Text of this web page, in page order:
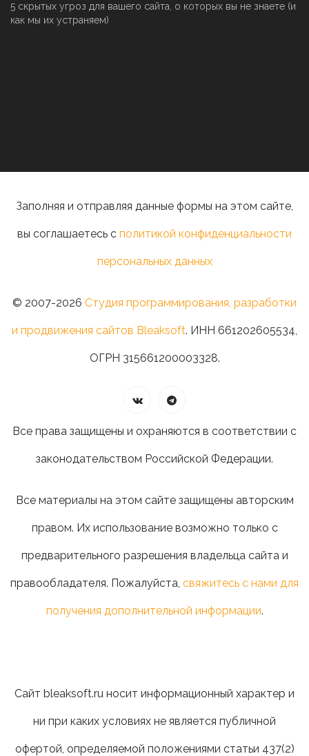
5 скрытых угроз для вашего сайта, о которых вы не знаете (и
как мы их устраняем)
Заполняя и отправляя данные формы на этом сайте,
вы соглашаетесь с политикой конфиденциальности
персональных данных
© 2007-2026 Студия программирования, разработки
и продвижения сайтов Bleaksoft. ИНН 661202605534,
ОГРН 315661200003328.
Все права защищены и охраняются в соответствии с
законодательством Российской Федерации.
Все материалы на этом сайте защищены авторским
правом. Их использование возможно только с
предварительного разрешения владельца сайта и
правообладателя. Пожалуйста, свяжитесь с нами для
получения дополнительной информации.
Сайт bleaksoft.ru носит информационный характер и
ни при каких условиях не является публичной
офертой, определяемой положениями статьи 437(2)